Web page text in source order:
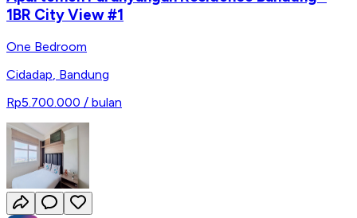
1BR City View #1
One Bedroom
Cidadap, Bandung
Rp5.700.000 / bulan